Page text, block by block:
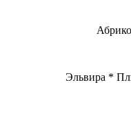
Эльвира *